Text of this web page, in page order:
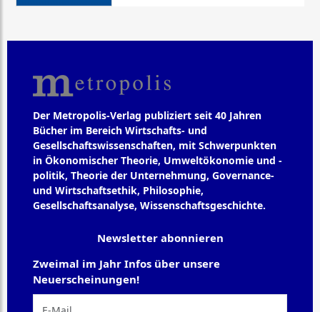
Der Metropolis-Verlag publiziert seit 40 Jahren
Bücher im Bereich Wirtschafts- und
Gesellschaftswissenschaften, mit Schwerpunkten
in Ökonomischer Theorie, Umweltökonomie und -
politik, Theorie der Unternehmung, Governance-
und Wirtschaftsethik, Philosophie,
Gesellschaftsanalyse, Wissenschaftsgeschichte.
Newsletter abonnieren
Zweimal im Jahr Infos über unsere
Neuerscheinungen!